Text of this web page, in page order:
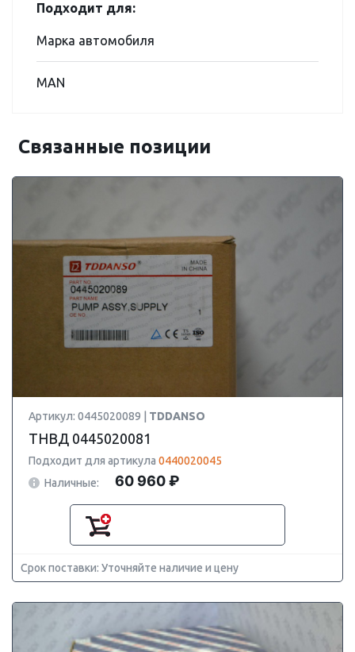
Подходит для:
Марка автомобиля
MAN
Связанные позиции
Артикул: 0445020089 | TDDANSO
ТНВД 0445020081
Подходит для артикула 0440020045
Наличные:
60 960 ₽
Срок поставки: Уточняйте наличие и цену